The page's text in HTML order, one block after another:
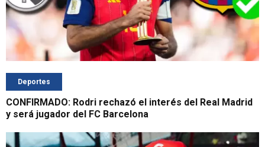
Deportes
CONFIRMADO: Rodri rechazó el interés del Real Madrid
y será jugador del FC Barcelona